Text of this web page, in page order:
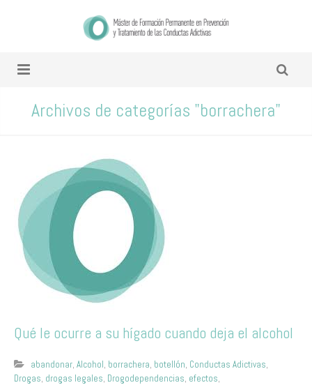
Archivos de categorías "borrachera"
Qué le ocurre a su hígado cuando deja el alcohol
abandonar, Alcohol, borrachera, botellón, Conductas Adictivas,
Drogas, drogas legales, Drogodependencias, efectos,